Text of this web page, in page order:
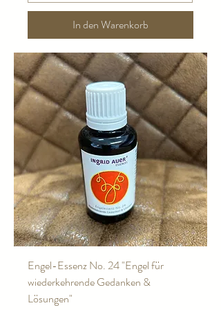
In den Warenkorb
Engel-Essenz No. 24 "Engel für
wiederkehrende Gedanken &
Lösungen"